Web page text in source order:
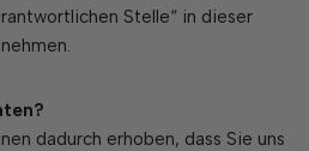
Stelle“ in dieser
dadurch erhoben, dass Sie uns